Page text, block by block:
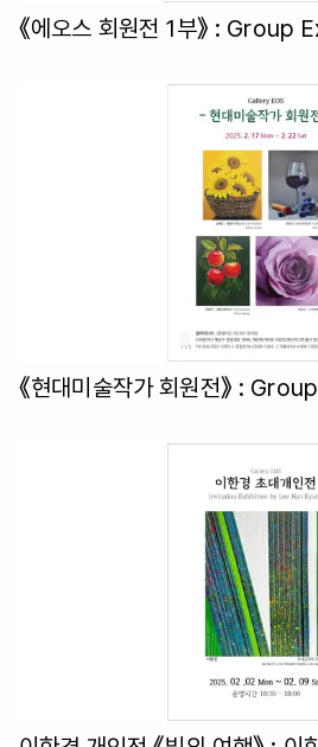
《에오스 회원전 1부》 : Group
《현대미술작가 회원전》 :